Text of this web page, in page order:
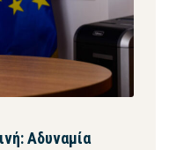
Αδυναμία